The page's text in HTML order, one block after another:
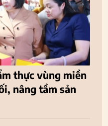
thực vùng miền
nâng tầm sản